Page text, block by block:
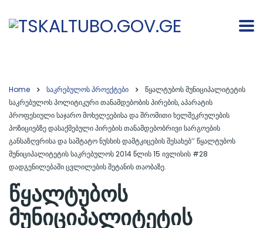
Home საკრებულოს პროექტები
წყალტუბოს მუნიციპალიტეტის
საკრებულოს პოლიტიკური თანამდებობის პირების, აპარატის
პროფესიული საჯარო მოხელეებისა და შრომითი ხელშეკრულების
პოზიციებზე დასაქმებული პირების თანამდებობრივი სარგოების
განსაზღვრისა და საშტატო ნუსხის დამტკიცების შესახებ’’ წყალტუბოს
მუნიციპალიტეტის საკრებულოს 2014 წლის 15 ივლისის #28
დადგენილებაში ცვლილების შეტანის თაობაზე.
წყალტუბოს
მუნიციპალიტეტის